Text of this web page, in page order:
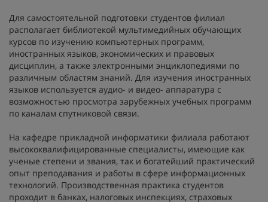
Для самостоятельной подготовки студентов филиал
располагает библиотекой мультимедийных обучающих
курсов по изучению компьютерных программ,
иностранных языков, экономических и правовых
дисциплин, а также электронными энциклопедиями по
различным областям знаний. Для изучения иностранных
языков используется аудио- и видео- аппаратура с
возможностью просмотра зарубежных учебных программ
по каналам спутниковой связи.
На кафедре прикладной информатики филиала работают
высококвалифицированные специалисты, имеющие как
ученые степени и звания, так и богатейший практический
опыт преподавания и работы в сфере информационных
технологий. Производственная практика студентов
проходит в банках, налоговых инспекциях, страховых